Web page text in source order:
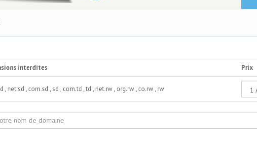
interdites Prix
, net.sd , com.sd , sd , com.td , td , net.rw , org.rw , co.rw , rw